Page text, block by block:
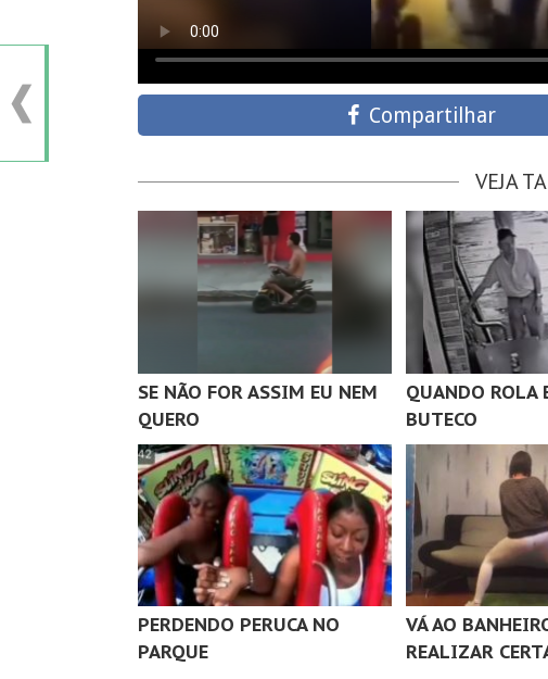
Compartilhar
VEJA
SE NÃO FOR ASSIM EU NEM
QUERO
QUANDO ROLA
BUTECO
PERDENDO PERUCA NO
PARQUE
VÁ AO
REALIZAR